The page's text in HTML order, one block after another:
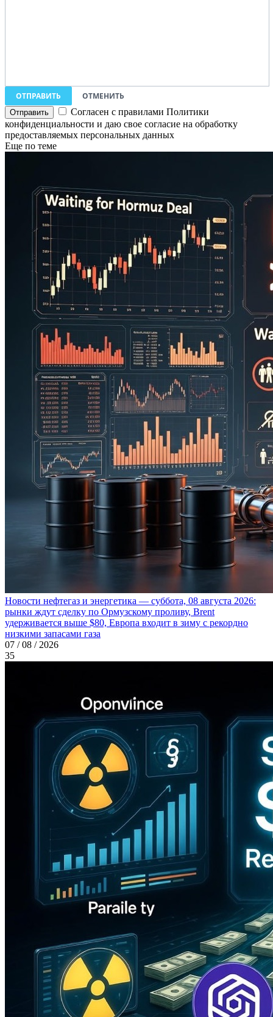
ОТПРАВИТЬ
ОТМЕНИТЬ
Согласен с правилами Политики
конфиденциальности и даю свое согласие на обработку
предоставляемых персональных данных
Еще по теме
Новости нефтегаз и энергетика — суббота, 08 августа 2026:
рынки ждут сделку по Ормузскому проливу, Brent
удерживается выше $80, Европа входит в зиму с рекордно
низкими запасами газа
07 / 08 / 2026
35